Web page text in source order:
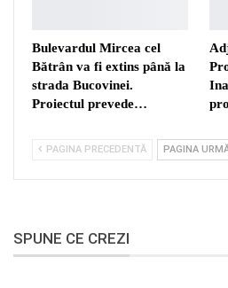
Bulevardul Mircea cel
Bătrân va fi extins până la
strada Bucovinei.
Proiectul prevede…
PAGINA PRECEDENTĂ PAGINA
SPUNE CE CREZI